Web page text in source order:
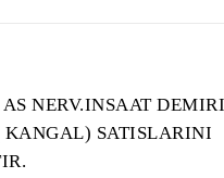
NERV.INSAAT
SATISLARINI